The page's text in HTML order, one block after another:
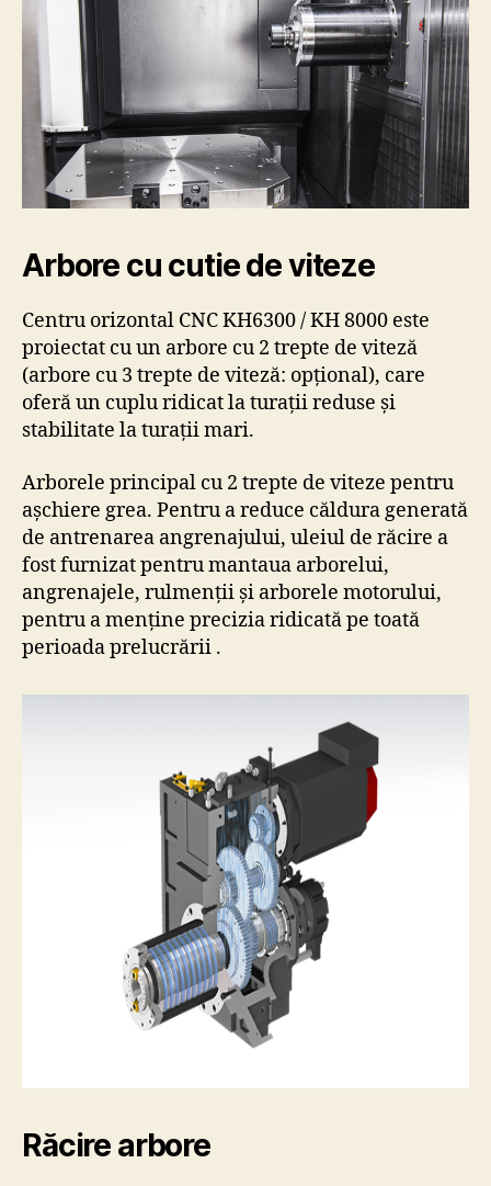
Arbore cu cutie de viteze
Centru orizontal CNC KH6300 / KH 8000 este
proiectat cu un arbore cu 2 trepte de viteză
(arbore cu 3 trepte de viteză: opțional), care
oferă un cuplu ridicat la turații reduse și
stabilitate la turații mari.
Arborele principal cu 2 trepte de viteze pentru
așchiere grea. Pentru a reduce căldura generată
de antrenarea angrenajului, uleiul de răcire a
fost furnizat pentru mantaua arborelui,
angrenajele, rulmenții și arborele motorului,
pentru a menține precizia ridicată pe toată
perioada prelucrării .
Răcire arbore